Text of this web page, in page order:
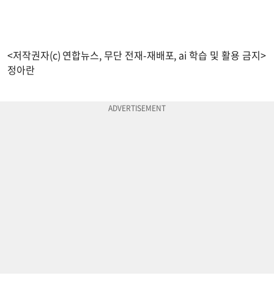
<저작권자(c) 연합뉴스, 무단 전재-재배포, ai 학습 및 활용 금지>
정아란